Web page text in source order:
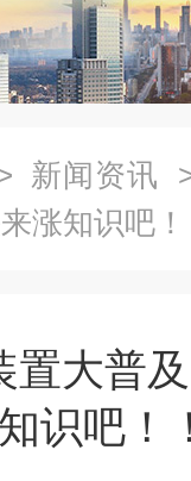
新闻资讯
涨知识吧
置大普
识吧！